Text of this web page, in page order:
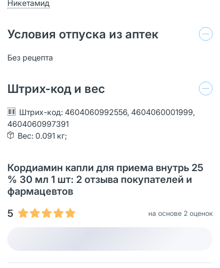
Никетамид
Условия отпуска из аптек
Без рецепта
Штрих-код и вес
Штрих-код: 4604060992556, 4604060001999,
4604060997391
Вес: 0.091 кг;
Кордиамин капли для приема внутрь 25
% 30 мл 1 шт: 2 отзыва покупателей и
фармацевтов
5
на основе 2 оценок